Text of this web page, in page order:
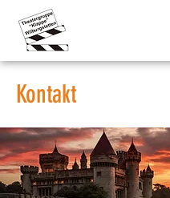
Kontakt